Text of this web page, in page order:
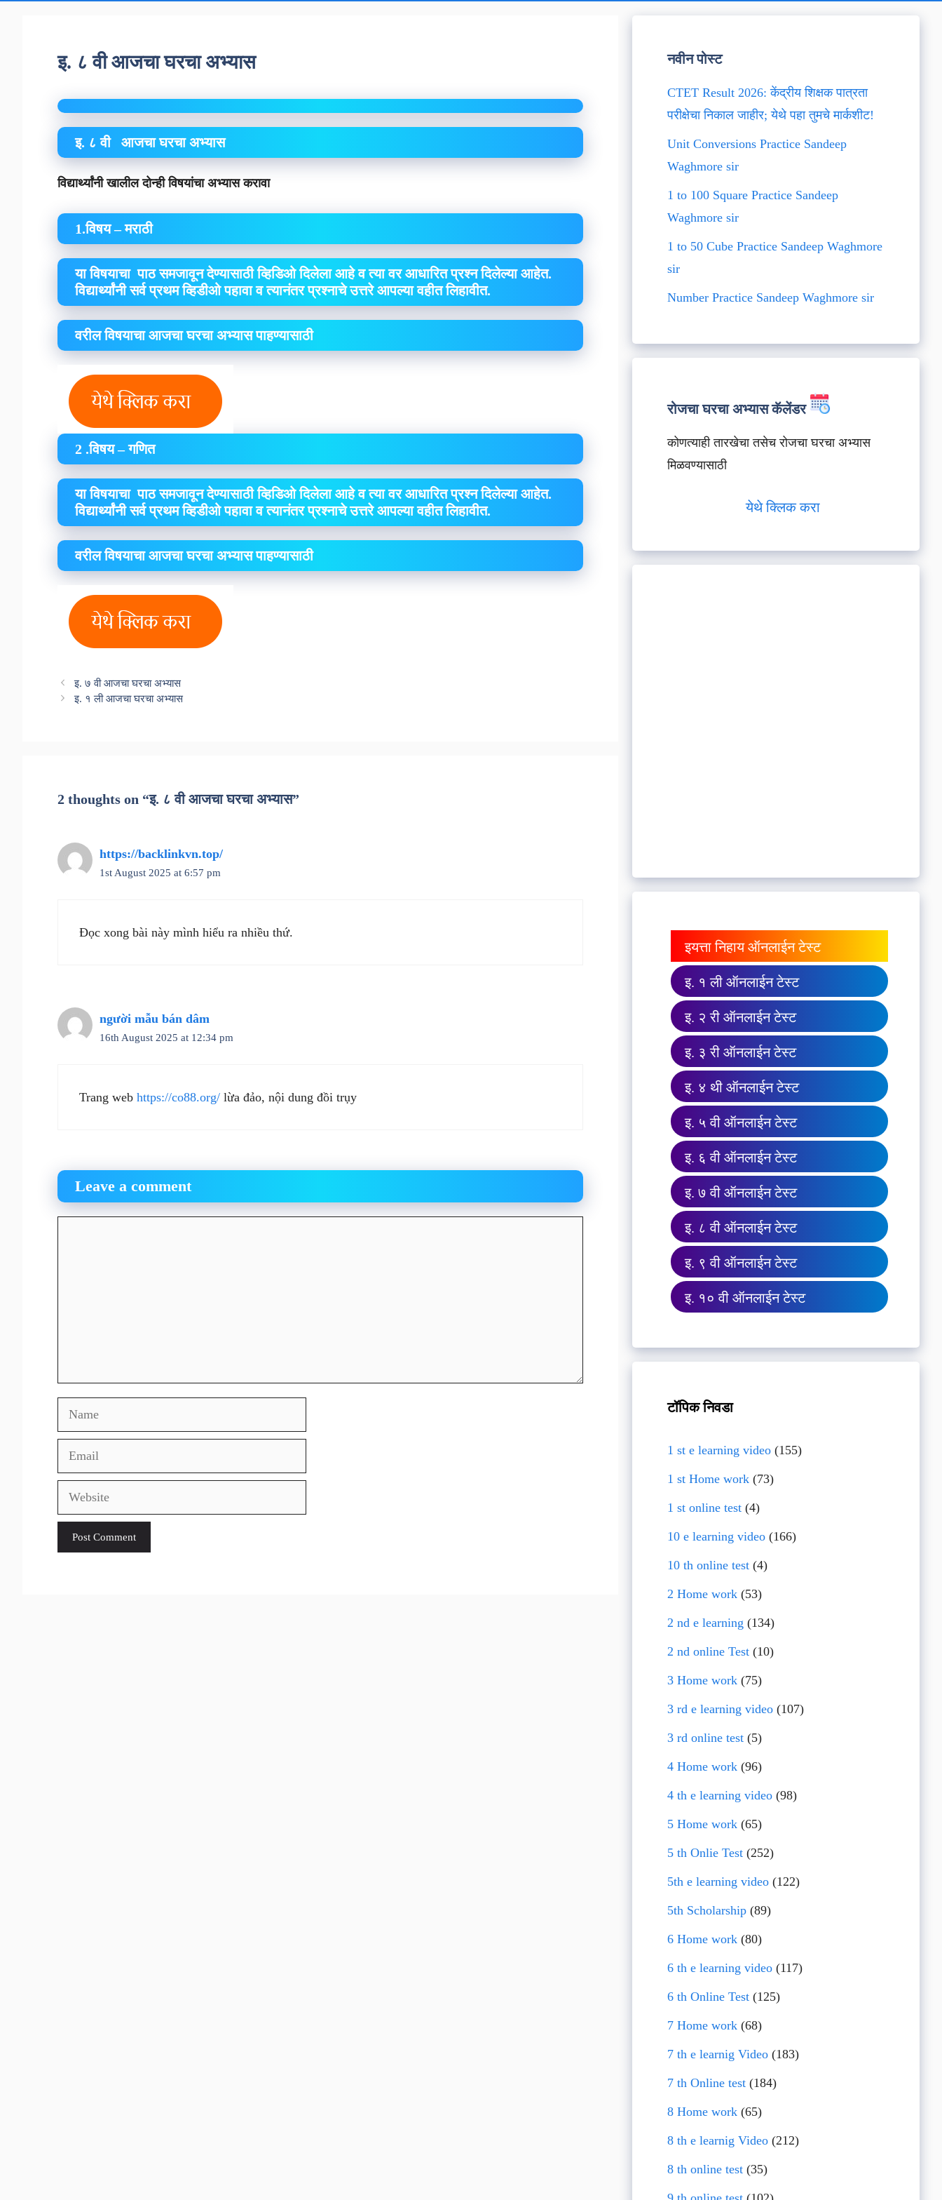
इ. ८ वी आजचा घरचा अभ्यास
इ. ८ वी आजचा घरचा अभ्यास
विद्यार्थ्यांनी खालील दोन्ही विषयांचा अभ्यास करावा
1.विषय – मराठी
या विषयाचा पाठ समजावून देण्यासाठी व्हिडिओ दिलेला आहे व त्या वर आधारित प्रश्न दिलेल्या आहेत.
विद्यार्थ्यांनी सर्व प्रथम व्हिडीओ पहावा व त्यानंतर प्रश्नाचे उत्तरे आपल्या वहीत लिहावीत.
वरील विषयाचा आजचा घरचा अभ्यास पाहण्यासाठी
2 .विषय – गणित
या विषयाचा पाठ समजावून देण्यासाठी व्हिडिओ दिलेला आहे व त्या वर आधारित प्रश्न दिलेल्या आहेत.
विद्यार्थ्यांनी सर्व प्रथम व्हिडीओ पहावा व त्यानंतर प्रश्नाचे उत्तरे आपल्या वहीत लिहावीत.
वरील विषयाचा आजचा घरचा अभ्यास पाहण्यासाठी
इ. ७ वी आजचा घरचा अभ्यास
इ. १ ली आजचा घरचा अभ्यास
2 thoughts on “इ. ८ वी आजचा घरचा अभ्यास”
https://backlinkvn.top/
1st August 2025 at 6:57 pm
Đọc xong bài này mình hiểu ra nhiều thứ.
người mẫu bán dâm
16th August 2025 at 12:34 pm
Trang web https://co88.org/ lừa đảo, nội dung đồi trụy
Leave a comment
Name
Email
Website
नवीन पोस्ट
CTET Result 2026: केंद्रीय शिक्षक पात्रता
परीक्षेचा निकाल जाहीर; येथे पहा तुमचे मार्कशीट!
Unit Conversions Practice Sandeep
Waghmore sir
1 to 100 Square Practice Sandeep
Waghmore sir
1 to 50 Cube Practice Sandeep Waghmore
sir
Number Practice Sandeep Waghmore sir
रोजचा घरचा अभ्यास कॅलेंडर
कोणत्याही तारखेचा तसेच रोजचा घरचा अभ्यास
मिळवण्यासाठी
येथे क्लिक करा
इयत्ता निहाय ऑनलाईन टेस्ट
इ. १ ली ऑनलाईन टेस्ट
इ. २ री ऑनलाईन टेस्ट
इ. ३ री ऑनलाईन टेस्ट
इ. ४ थी ऑनलाईन टेस्ट
इ. ५ वी ऑनलाईन टेस्ट
इ. ६ वी ऑनलाईन टेस्ट
इ. ७ वी ऑनलाईन टेस्ट
इ. ८ वी ऑनलाईन टेस्ट
इ. ९ वी ऑनलाईन टेस्ट
इ. १० वी ऑनलाईन टेस्ट
टॉपिक निवडा
1 st e learning video(155)
1 st Home work(73)
1 st online test(4)
10 e learning video(166)
10 th online test(4)
2 Home work(53)
2 nd e learning (134)
2 nd online Test(10)
3 Home work(75)
3 rd e learning video(107)
3 rd online test(5)
4 Home work(96)
4 th e learning video(98)
5 Home work(65)
5 th Onlie Test(252)
5th e learning video(122)
5th Scholarship(89)
6 Home work(80)
6 th e learning video(117)
6 th Online Test(125)
7 Home work(68)
7 th e learnig Video(183)
7 th Online test(184)
8 Home work(65)
8 th e learnig Video(212)
8 th online test(35)